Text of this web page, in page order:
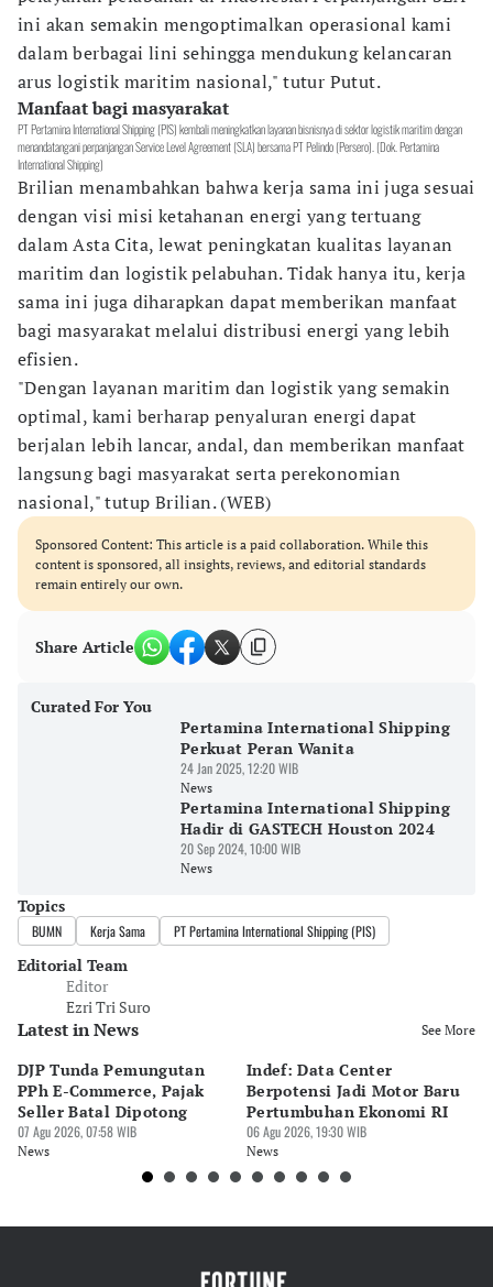
ini akan semakin mengoptimalkan operasional kami
dalam berbagai lini sehingga mendukung kelancaran
arus logistik maritim nasional," tutur Putut.
Manfaat bagi masyarakat
PT Pertamina International Shipping (PIS) kembali meningkatkan layanan bisnisnya di sektor logistik maritim dengan
menandatangani perpanjangan Service Level Agreement (SLA) bersama PT Pelindo (Persero). (Dok. Pertamina
International Shipping)
Brilian menambahkan bahwa kerja sama ini juga sesuai
dengan visi misi ketahanan energi yang tertuang
dalam Asta Cita, lewat peningkatan kualitas layanan
maritim dan logistik pelabuhan. Tidak hanya itu, kerja
sama ini juga diharapkan dapat memberikan manfaat
bagi masyarakat melalui distribusi energi yang lebih
efisien.
"Dengan layanan maritim dan logistik yang semakin
optimal, kami berharap penyaluran energi dapat
berjalan lebih lancar, andal, dan memberikan manfaat
langsung bagi masyarakat serta perekonomian
nasional," tutup Brilian. (WEB)
Sponsored Content: This article is a paid collaboration. While this
content is sponsored, all insights, reviews, and editorial standards
remain entirely our own.
Share Article
Curated For You
Pertamina International Shipping
Perkuat Peran Wanita
24 Jan 2025, 12:20 WIB
News
Pertamina International Shipping
Hadir di GASTECH Houston 2024
20 Sep 2024, 10:00 WIB
News
Topics
BUMN Kerja Sama PT Pertamina International Shipping (PIS)
Editorial Team
Editor
Ezri Tri Suro
Latest in News See More
DJP Tunda Pemungutan
PPh E-Commerce, Pajak
Seller Batal Dipotong
07 Agu 2026, 07:58 WIB
News
Indef: Data Center
Berpotensi Jadi Motor Baru
Pertumbuhan Ekonomi RI
06 Agu 2026, 19:30 WIB
News